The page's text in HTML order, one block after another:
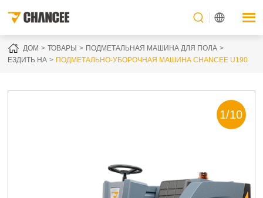
ДОМ ТОВАРЫ
ПОДМЕТАЛЬНАЯ МАШИНА ДЛЯ ПОЛА
ЕЗДИТЬ НА
ПОДМЕТАЛЬНО-УБОРОЧНАЯ МАШИНА CHANCEE U190
1/10